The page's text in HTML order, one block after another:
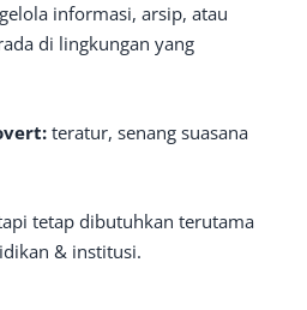
informasi, arsip, atau
di lingkungan yang
teratur, senang suasana
tetap dibutuhkan terutama
& institusi.